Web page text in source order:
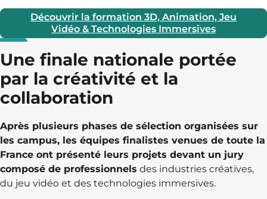
Découvrir la formation 3D, Animation, Jeu
Vidéo & Technologies Immersives
Une finale nationale portée
par la créativité et la
collaboration
Après plusieurs phases de sélection organisées sur
les campus, les équipes finalistes venues de toute la
France ont présenté leurs projets devant un jury
composé de professionnels des industries créatives,
du jeu vidéo et des technologies immersives.